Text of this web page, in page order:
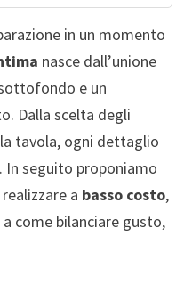
in un momento
nasce dall’unione
e un
Dalla scelta degli
tavola, ogni dettaglio
In seguito proponiamo
a basso costo,
come bilanciare gusto,